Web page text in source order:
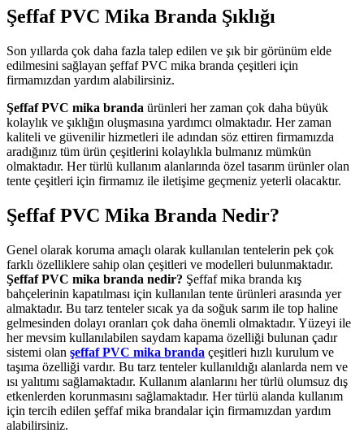
Şeffaf PVC Mika Branda Şıklığı
Son yıllarda çok daha fazla talep edilen ve şık bir görünüm elde
edilmesini sağlayan şeffaf PVC mika branda çeşitleri için
firmamızdan yardım alabilirsiniz.
Şeffaf PVC mika branda ürünleri her zaman çok daha büyük
kolaylık ve şıklığın oluşmasına yardımcı olmaktadır. Her zaman
kaliteli ve güvenilir hizmetleri ile adından söz ettiren firmamızda
aradığınız tüm ürün çeşitlerini kolaylıkla bulmanız mümkün
olmaktadır. Her türlü kullanım alanlarında özel tasarım ürünler olan
tente çeşitleri için firmamız ile iletişime geçmeniz yeterli olacaktır.
Şeffaf PVC Mika Branda Nedir?
Genel olarak koruma amaçlı olarak kullanılan tentelerin pek çok
farklı özelliklere sahip olan çeşitleri ve modelleri bulunmaktadır.
Şeffaf PVC mika branda nedir? Şeffaf mika branda kış
bahçelerinin kapatılması için kullanılan tente ürünleri arasında yer
almaktadır. Bu tarz tenteler sıcak ya da soğuk sarım ile top haline
gelmesinden dolayı oranları çok daha önemli olmaktadır. Yüzeyi ile
her mevsim kullanılabilen saydam kapama özelliği bulunan çadır
sistemi olan şeffaf PVC mika branda çeşitleri hızlı kurulum ve
taşıma özelliği vardır. Bu tarz tenteler kullanıldığı alanlarda nem ve
ısı yalıtımı sağlamaktadır. Kullanım alanlarını her türlü olumsuz dış
etkenlerden korunmasını sağlamaktadır. Her türlü alanda kullanım
için tercih edilen şeffaf mika brandalar için firmamızdan yardım
alabilirsiniz.